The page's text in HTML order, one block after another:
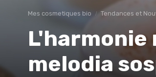
Mes cosmetiques bio Tendances et
L'harmonie
melodia